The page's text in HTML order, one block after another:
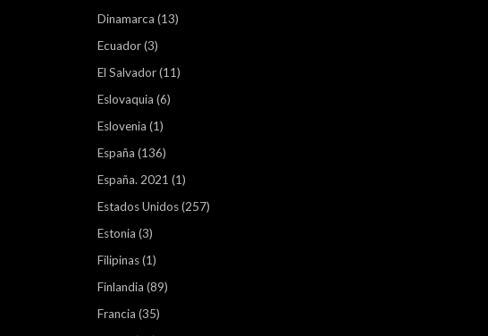
Dinamarca (13)
Ecuador(3)
El Salvador(11)
Eslovaquia (6)
Eslovenia (1)
España (136)
España. 2021 (1)
Estados Unidos(257)
Estonia (3)
Filipinas(1)
Finlandia (89)
Francia (35)